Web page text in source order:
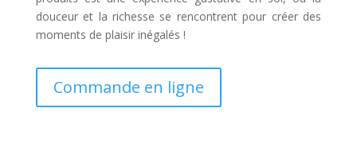
douceur et la richesse se rencontrent pour créer des
moments de plaisir inégalés !
Commande en ligne